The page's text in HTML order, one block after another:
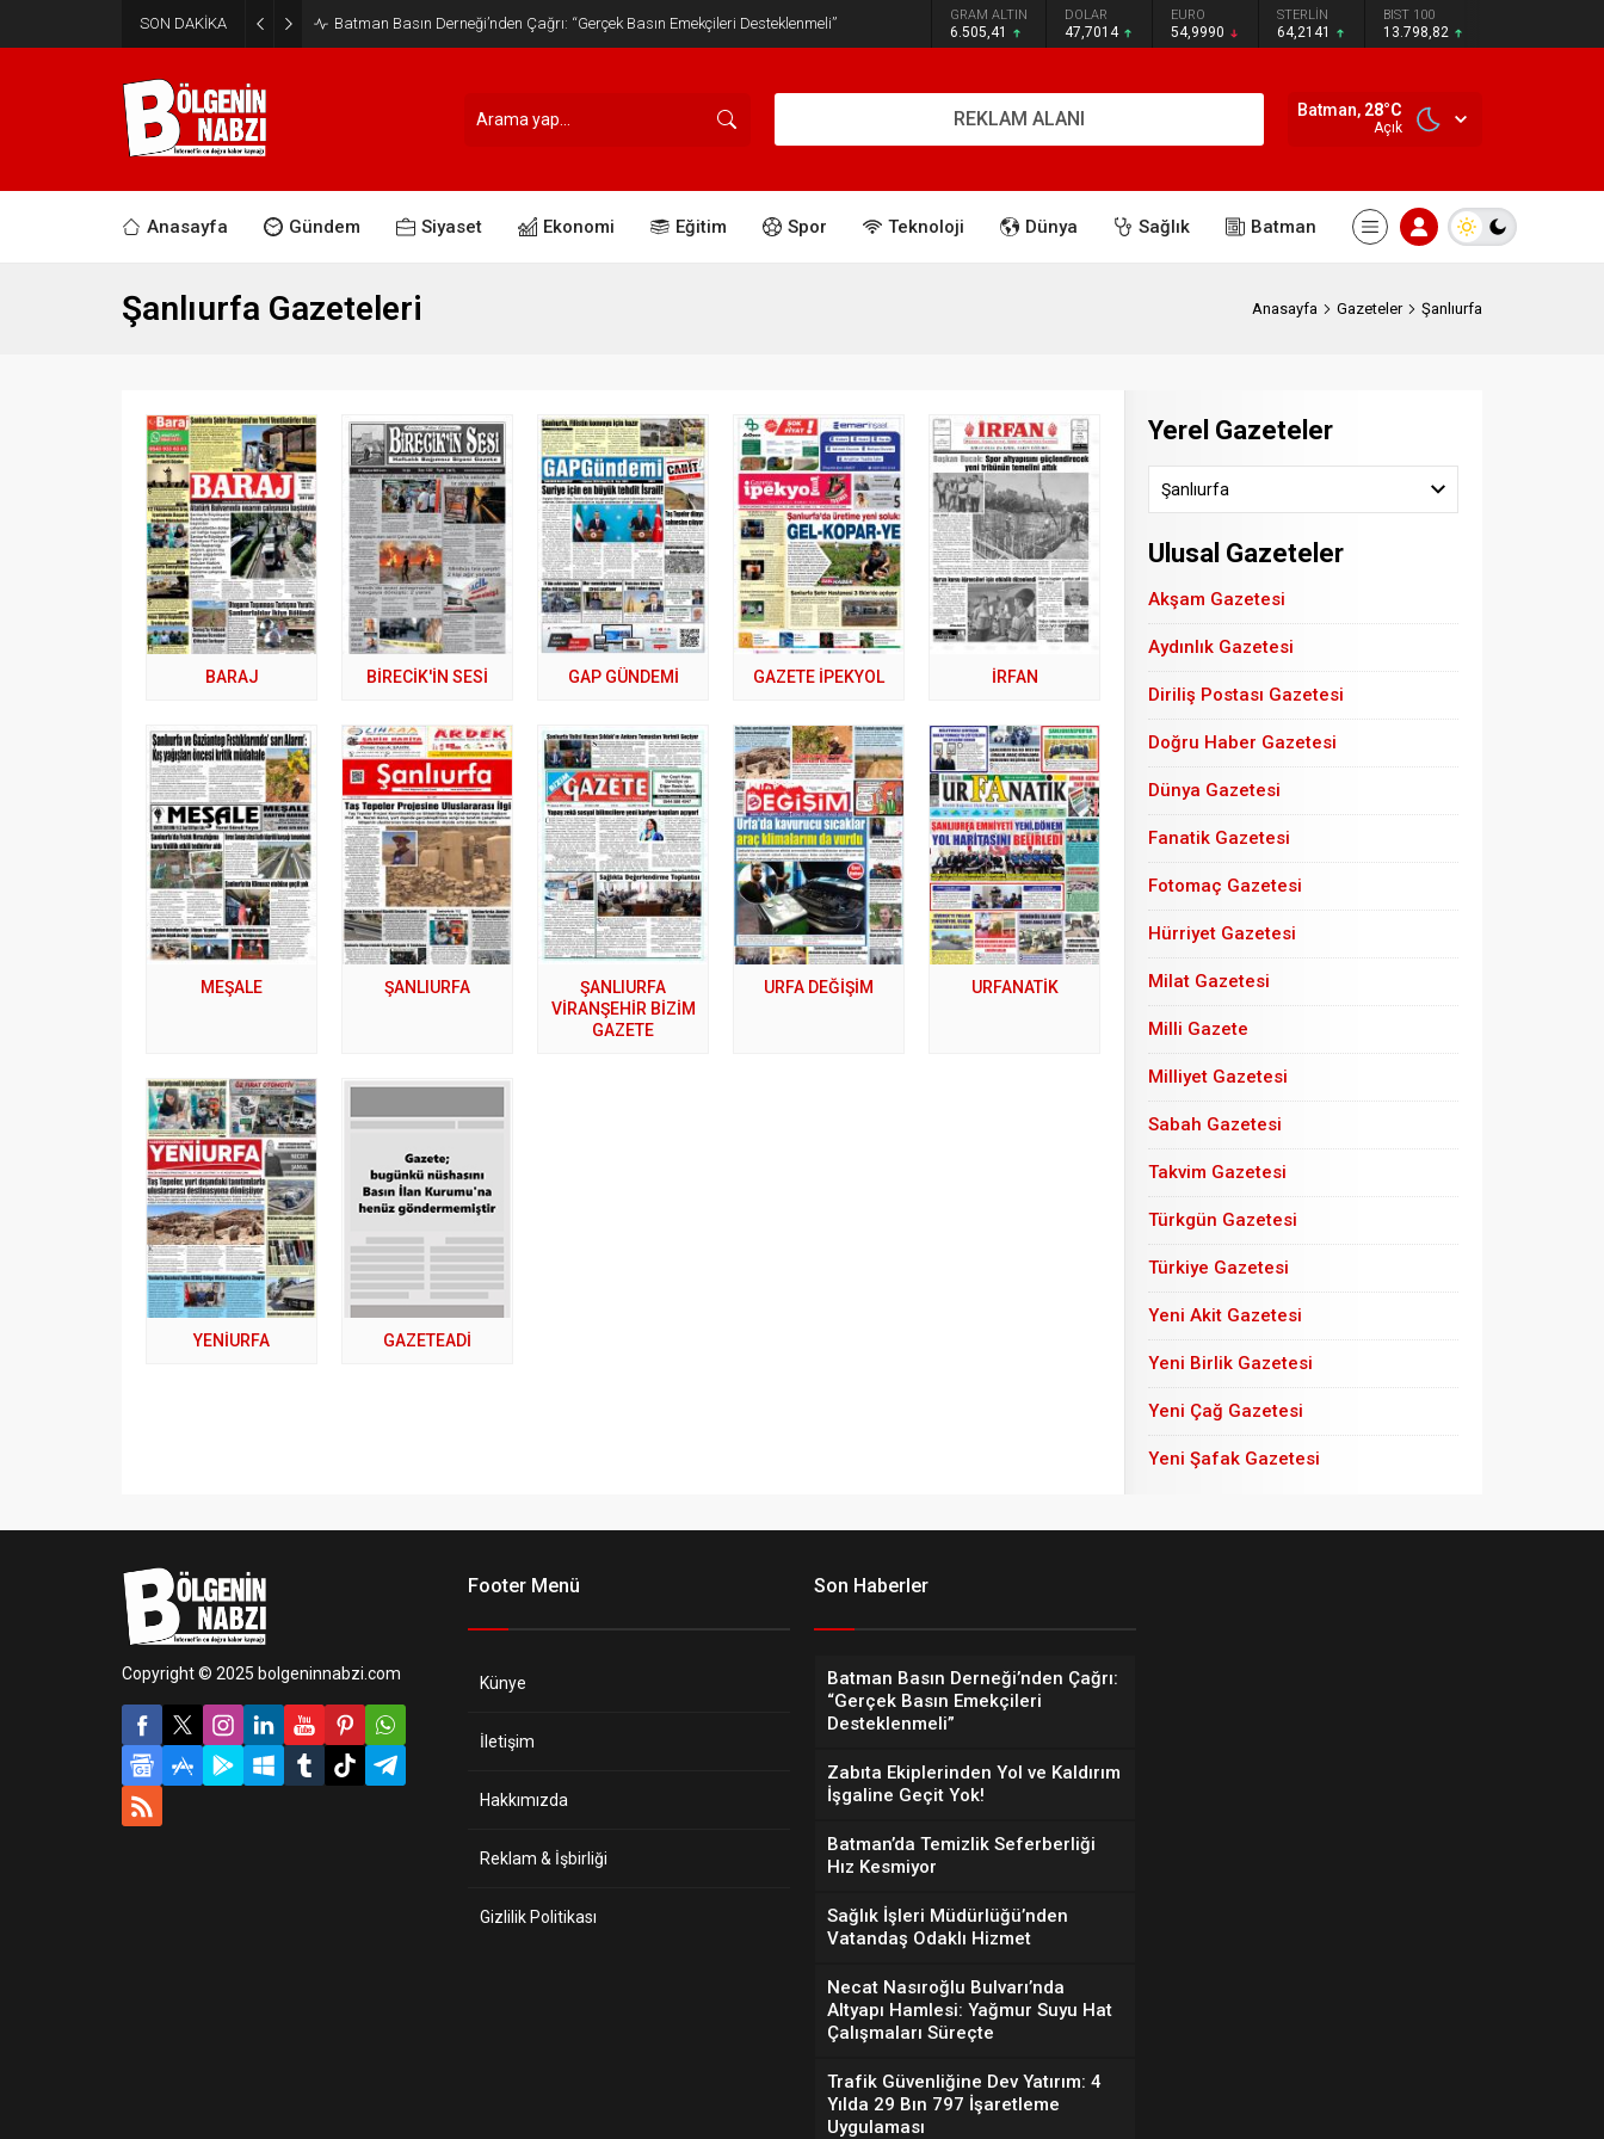
SON DAKİKA Batman Basın Derneği’nden Çağrı: “Gerçek Basın Emekçileri Desteklenmeli” GRAM ALTIN
6.505,41
DOLAR
47,7014
EURO
54,9990
STERLİN
64,2141
BIST 100
13.798,82
REKLAM ALANI Batman, 28°C
Açık
Anasayfa Gündem Siyaset Ekonomi Eğitim Spor Teknoloji Dünya Sağlık Batman
Şanlıurfa Gazeteleri Anasayfa Gazeteler Şanlıurfa
BARAJ BİRECİK'İN SESİ GAP GÜNDEMİ GAZETE İPEKYOL İRFAN
MEŞALE ŞANLIURFA
ŞANLIURFA
VİRANŞEHİR BİZİM
GAZETE
URFA DEĞİŞİM URFANATİK
YENİURFA GAZETEADI
Yerel Gazeteler
Şanlıurfa
Ulusal Gazeteler
Akşam Gazetesi
Aydınlık Gazetesi
Diriliş Postası Gazetesi
Doğru Haber Gazetesi
Dünya Gazetesi
Fanatik Gazetesi
Fotomaç Gazetesi
Hürriyet Gazetesi
Milat Gazetesi
Milli Gazete
Milliyet Gazetesi
Sabah Gazetesi
Takvim Gazetesi
Türkgün Gazetesi
Türkiye Gazetesi
Yeni Akit Gazetesi
Yeni Birlik Gazetesi
Yeni Çağ Gazetesi
Yeni Şafak Gazetesi
Copyright © 2025 bolgeninnabzi.com
Footer Menü
Künye
İletişim
Hakkımızda
Reklam & İşbirliği
Gizlilik Politikası
Son Haberler
Batman Basın Derneği’nden Çağrı:
“Gerçek Basın Emekçileri
Desteklenmeli”
Zabıta Ekiplerinden Yol ve Kaldırım
İşgaline Geçit Yok!
Batman’da Temizlik Seferberliği
Hız Kesmiyor
Sağlık İşleri Müdürlüğü’nden
Vatandaş Odaklı Hizmet
Necat Nasıroğlu Bulvarı’nda
Altyapı Hamlesi: Yağmur Suyu Hat
Çalışmaları Süreçte
Trafik Güvenliğine Dev Yatırım: 4
Yılda 29 Bın 797 İşaretleme
Uygulaması